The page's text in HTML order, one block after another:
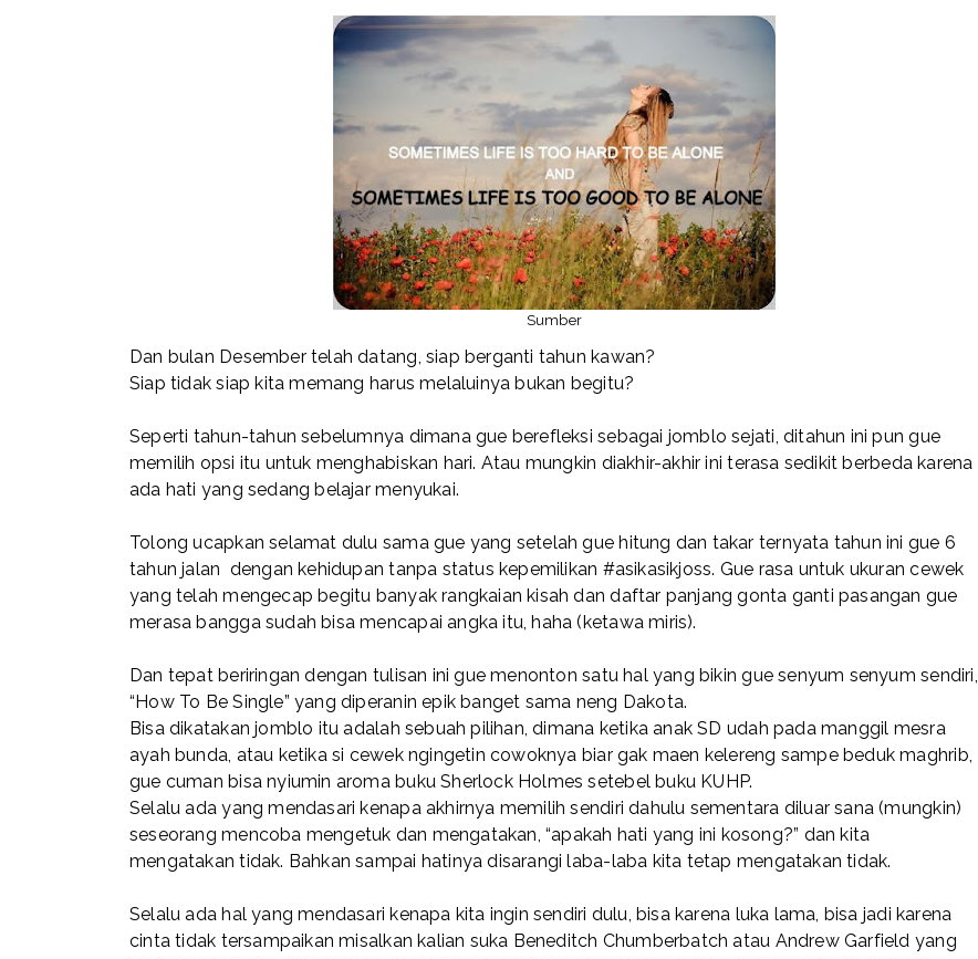
Sumber
Dan bulan Desember telah datang, siap berganti tahun kawan?
Siap tidak siap kita memang harus melaluinya bukan begitu?
Seperti tahun-tahun sebelumnya dimana gue berefleksi sebagai jomblo sejati, ditahun ini pun gue
memilih opsi itu untuk menghabiskan hari. Atau mungkin diakhir-akhir ini terasa sedikit berbeda karena
ada hati yang sedang belajar menyukai.
Tolong ucapkan selamat dulu sama gue yang setelah gue hitung dan takar ternyata tahun ini gue 6
tahun jalan dengan kehidupan tanpa status kepemilikan #asikasikjoss. Gue rasa untuk ukuran cewek
yang telah mengecap begitu banyak rangkaian kisah dan daftar panjang gonta ganti pasangan gue
merasa bangga sudah bisa mencapai angka itu, haha (ketawa miris).
Dan tepat beriringan dengan tulisan ini gue menonton satu hal yang bikin gue senyum senyum sendiri,
“How To Be Single” yang diperanin epik banget sama neng Dakota.
Bisa dikatakan jomblo itu adalah sebuah pilihan, dimana ketika anak SD udah pada manggil mesra
ayah bunda, atau ketika si cewek ngingetin cowoknya biar gak maen kelereng sampe beduk maghrib,
gue cuman bisa nyiumin aroma buku Sherlock Holmes setebel buku KUHP.
Selalu ada yang mendasari kenapa akhirnya memilih sendiri dahulu sementara diluar sana (mungkin)
seseorang mencoba mengetuk dan mengatakan, “apakah hati yang ini kosong?” dan kita
mengatakan tidak. Bahkan sampai hatinya disarangi laba-laba kita tetap mengatakan tidak.
Selalu ada hal yang mendasari kenapa kita ingin sendiri dulu, bisa karena luka lama, bisa jadi karena
cinta tidak tersampaikan misalkan kalian suka Beneditch Chumberbatch atau Andrew Garfield yang